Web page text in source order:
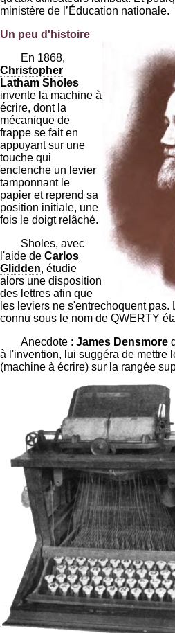
ministère de l’Éducation nationale.
Un peu d'histoire
En 1868,
Christopher
Latham Sholes
invente la machine à
écrire, dont la
mécanique de
frappe se fait en
appuyant sur une
touche qui
enclenche un levier
tamponnant le
papier et reprend sa
position initiale, une
fois le doigt relâché.
Sholes, avec
l'aide de Carlos
Glidden, étudie
alors une disposition
des lettres afin que
les leviers ne s'entrechoquent
connu sous le nom de QWERTY
Anecdote : James Densmore
à l'invention, lui suggéra de mettre
(machine à écrire) sur la rangée